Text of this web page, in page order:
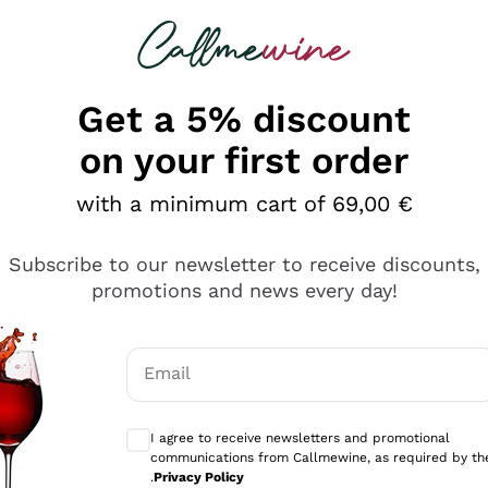
looking for
è male ma secondo me ci sono alternative che
Get a 5% discount
on your first order
with a minimum cart of 69,00 €
Subscribe to our newsletter to receive discounts,
promotions and news every day!
Email
I agree to receive newsletters and promotional
communications from Callmewine, as required by
.Privacy Policy